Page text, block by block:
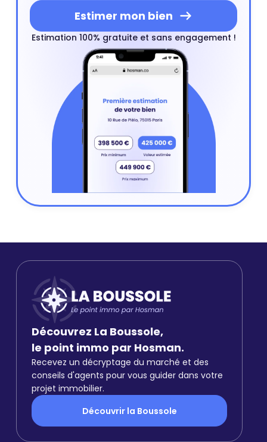
Estimer mon bien
Estimation 100% gratuite et sans engagement !
Découvrez La Boussole,
le point immo par Hosman.
Recevez un décryptage du marché et des
conseils d'agents pour vous guider dans votre
projet immobilier.
Découvrir la Boussole